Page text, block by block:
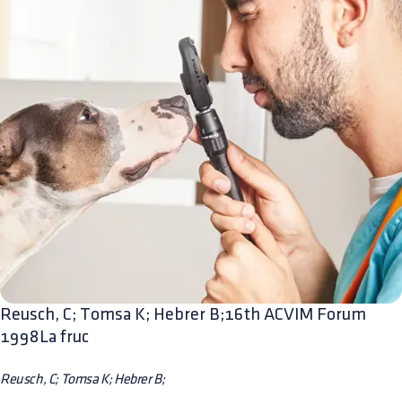
Reusch, C; Tomsa K; Hebrer B;16th ACVIM Forum
1998La fruc
Reusch, C; Tomsa K; Hebrer B;